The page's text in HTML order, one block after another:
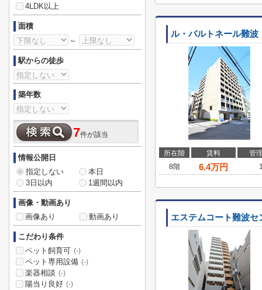
ル・パルトネール難波
所在階 賃料
管
8階
6.4万円
エステムコート難波セ
4LDK以上
面積
～
駅からの徒歩
築年数
7件が該当
情報公開日
指定しない
本日
3日以内
1週間以内
画像・動画あり
画像あり
動画あり
こだわり条件
ペット飼育可 (-)
ペット専用設備 (-)
楽器相談 (-)
陽当り良好 (-)